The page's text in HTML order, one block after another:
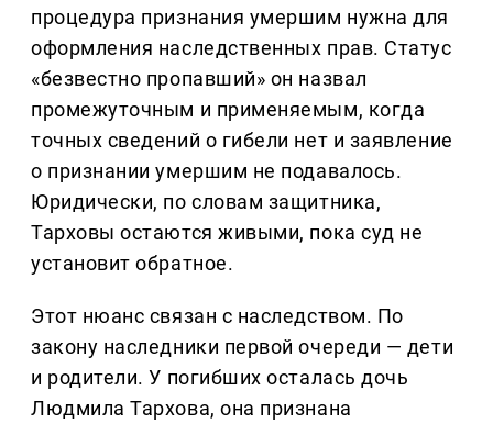
процедура признания умершим нужна для
оформления наследственных прав. Статус
«безвестно пропавший» он назвал
промежуточным и применяемым, когда
точных сведений о гибели нет и заявление
о признании умершим не подавалось.
Юридически, по словам защитника,
Тарховы остаются живыми, пока суд не
установит обратное.
Этот нюанс связан с наследством. По
закону наследники первой очереди — дети
и родители. У погибших осталась дочь
Людмила Тархова, она признана